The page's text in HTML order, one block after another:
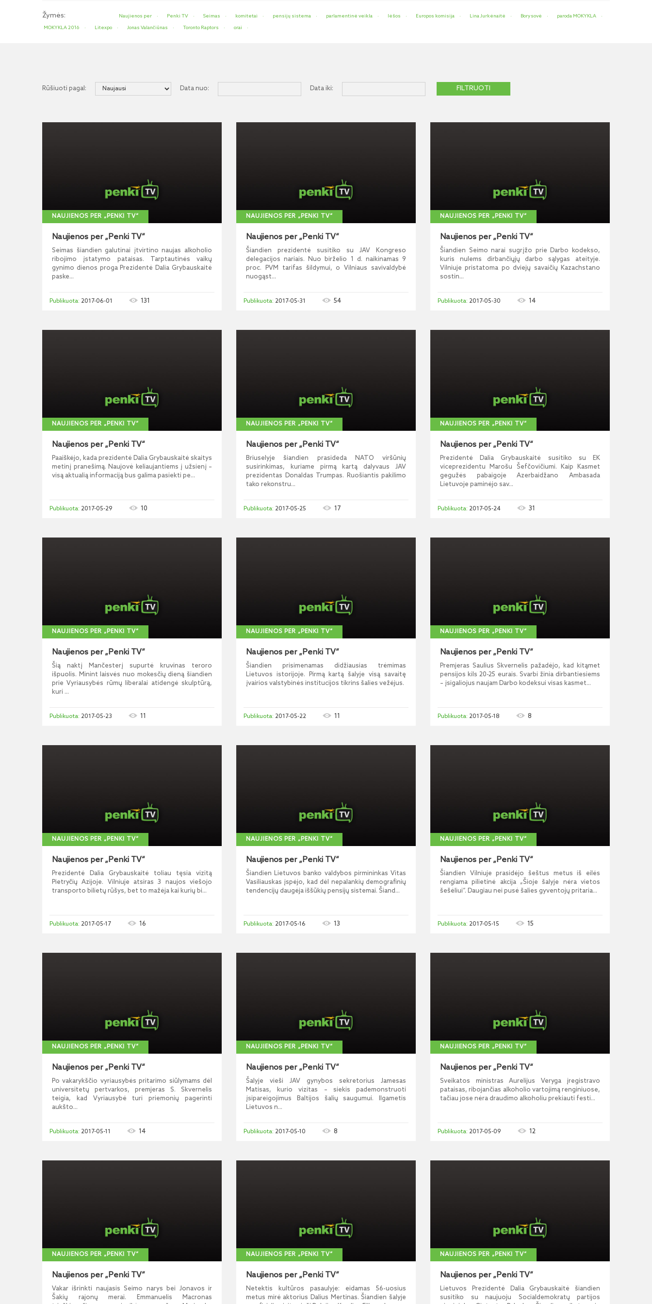
Žymės: Naujienos per Penki TV Seimas komitetai pensijų sistema parlamentinė veikla lėšos Europos komisija Lina Jurkėnaitė Borysovė
paroda MOKYKLA
MOKYKLA 2016
Litexpo Jonas Valančiūnas Toronto Raptors orai
Rūšiuoti pagal: Data nuo: Data iki:
NAUJIENOS PER „PENKI TV“
Naujienos per „Penki TV“
Seimas šiandien galutinai įtvirtino naujas alkoholio
ribojimo įstatymo pataisas. Tarptautinės vaikų
gynimo dienos proga Prezidentė Dalia Grybauskaitė
paske...
2017-06-01 131
NAUJIENOS PER „PENKI TV“
Naujienos per „Penki TV“
Šiandien prezidentė susitiko su JAV Kongreso
delegacijos nariais. Nuo birželio 1 d. naikinamas 9
proc. PVM tarifas šildymui, o Vilniaus savivaldybė
nuogąst...
2017-05-31 54
NAUJIENOS PER „PENKI TV“
Naujienos per „Penki TV“
Šiandien Seimo narai sugrįžo prie Darbo kodekso,
kuris nulems dirbančiųjų darbo sąlygas ateityje.
Vilniuje pristatoma po dviejų savaičių Kazachstano
sostin...
2017-05-30 14
NAUJIENOS PER „PENKI TV“
Naujienos per „Penki TV“
Paaiškėjo, kada prezidentė Dalia Grybauskaitė skaitys
metinį pranešimą. Naujovė keliaujantiems į užsienį –
visą aktualią informaciją bus galima pasiekti pe...
2017-05-29 10
NAUJIENOS PER „PENKI TV“
Naujienos per „Penki TV“
Briuselyje šiandien prasideda NATO viršūnių
susirinkimas, kuriame pirmą kartą dalyvaus JAV
prezidentas Donaldas Trumpas. Ruošiantis pakilimo
tako rekonstru...
2017-05-25 17
NAUJIENOS PER „PENKI TV“
Naujienos per „Penki TV“
Prezidentė Dalia Grybauskaitė susitiko su EK
viceprezidentu Marošu Šefčovičiumi. Kaip Kasmet
gegužės pabaigoje Azerbaidžano Ambasada
Lietuvoje paminėjo sav...
2017-05-24 31
NAUJIENOS PER „PENKI TV“
Naujienos per „Penki TV“
Šią naktį Mančesterį supurtė kruvinas teroro
išpuolis. Minint laisvės nuo mokesčių dieną šiandien
prie Vyriausybės rūmų liberalai atidengė skulptūrą,
kuri ...
2017-05-23 11
NAUJIENOS PER „PENKI TV“
Naujienos per „Penki TV“
Šiandien prisimenamas didžiausias trėmimas
Lietuvos istorijoje. Pirmą kartą šalyje visą savaitę
įvairios valstybinės institucijos tikrins šalies vežėjus.
2017-05-22 11
NAUJIENOS PER „PENKI TV“
Naujienos per „Penki TV“
Premjeras Saulius Skvernelis pažadėjo, kad kitąmet
pensijos kils 20-25 eurais. Svarbi žinia dirbantiesiems
– įsigaliojus naujam Darbo kodeksui visas kasmet...
2017-05-18 8
NAUJIENOS PER „PENKI TV“
Naujienos per „Penki TV“
Prezidentė Dalia Grybauskaitė toliau tęsia vizitą
Pietryčių Azijoje. Vilniuje atsiras 3 naujos viešojo
transporto bilietų rūšys, bet to mažėja kai kurių bi...
2017-05-17 16
NAUJIENOS PER „PENKI TV“
Naujienos per „Penki TV“
Šiandien Lietuvos banko valdybos pirmininkas Vitas
Vasiliauskas įspėjo, kad dėl nepalankių demografinių
tendencijų daugėja iššūkių pensijų sistemai. Šiand...
2017-05-16 13
NAUJIENOS PER „PENKI TV“
Naujienos per „Penki TV“
Šiandien Vilniuje prasidėjo šeštus metus iš eilės
rengiama pilietinė akcija „Šioje šalyje nėra vietos
šešėliui“. Daugiau nei pusė šalies gyventojų pritaria...
2017-05-15 15
NAUJIENOS PER „PENKI TV“
Naujienos per „Penki TV“
Po vakarykščio vyriausybės pritarimo siūlymams dėl
universitetų pertvarkos, premjeras S. Skvernelis
teigia, kad Vyriausybė turi priemonių pagerinti
aukšto...
2017-05-11 14
NAUJIENOS PER „PENKI TV“
Naujienos per „Penki TV“
Šalyje vieši JAV gynybos sekretorius Jamesas
Matisas, kurio vizitas – siekis pademonstruoti
įsipareigojimus Baltijos šalių saugumui. Ilgametis
Lietuvos n...
2017-05-10 8
NAUJIENOS PER „PENKI TV“
Naujienos per „Penki TV“
Sveikatos ministras Aurelijus Veryga įregistravo
pataisas, ribojančias alkoholio vartojimą renginiuose,
tačiau jose nėra draudimo alkoholiu prekiauti festi...
2017-05-09 12
NAUJIENOS PER „PENKI TV“
Naujienos per „Penki TV“
Vakar išrinkti naujasis Seimo narys bei Jonavos ir
Šakių rajonų merai. Emmanuelis Macronas
NAUJIENOS PER „PENKI TV“
Naujienos per „Penki TV“
Netektis kultūros pasaulyje: eidamas 56-uosius
metus mirė aktorius Dalius Mertinas. Šiandien šalyje
NAUJIENOS PER „PENKI TV“
Naujienos per „Penki TV“
Lietuvos Prezidentė Dalia Grybauskaitė šiandien
susitiko su naujuoju Socialdemokratų partijos